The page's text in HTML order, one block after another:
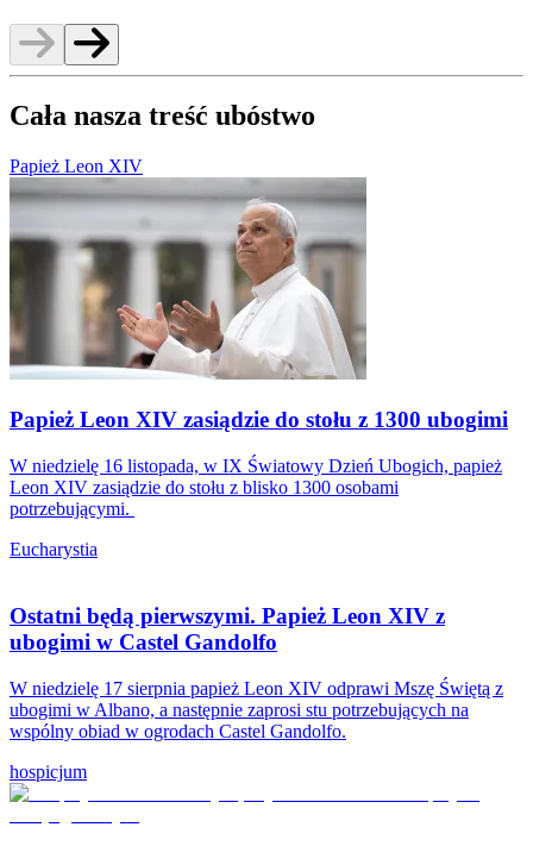
Cała nasza treść ubóstwo
Papież Leon XIV
Papież Leon XIV zasiądzie do stołu z 1300 ubogimi
W niedzielę 16 listopada, w IX Światowy Dzień Ubogich, papież
Leon XIV zasiądzie do stołu z blisko 1300 osobami
potrzebującymi.
Eucharystia
Ostatni będą pierwszymi. Papież Leon XIV z
ubogimi w Castel Gandolfo
W niedzielę 17 sierpnia papież Leon XIV odprawi Mszę Świętą z
ubogimi w Albano, a następnie zaprosi stu potrzebujących na
wspólny obiad w ogrodach Castel Gandolfo.
hospicjum